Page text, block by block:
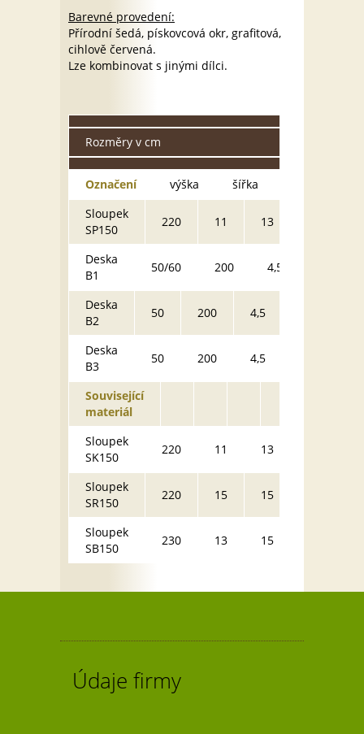
Barevné provedení:
Přírodní šedá, pískovcová okr, grafitová,
cihlově červená.
Lze kombinovat s jinými dílci.
Rozměry v cm
Označení výška šířka
Sloupek
SP150
220 11 13
Deska
B1
50/60 200 4,5
Deska
B2
50 200 4,5
Deska
B3
50 200 4,5
Související
materiál
Sloupek
SK150
220 11 13
Sloupek
SR150
220 15 15
Sloupek
SB150
230 13 15
Údaje firmy